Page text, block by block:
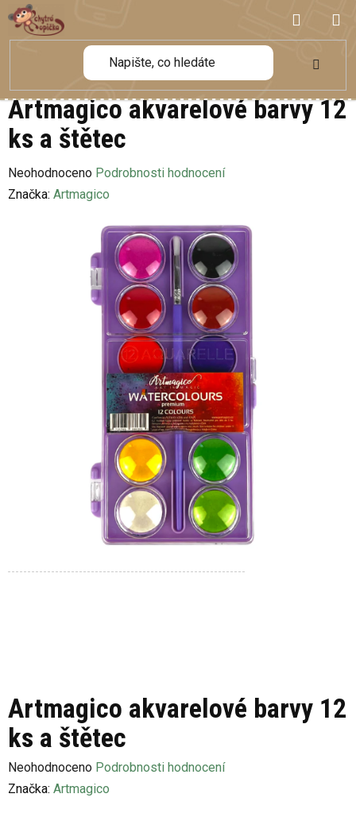
Přejít
na
obsah
KOŠÍK
Artmagico akvarelové barvy 12
ks a štětec
Průměrné
hodnocení
Neohodnoceno Podrobnosti hodnocení
Značka: Artmagico
Artmagico akvarelové barvy 12
ks a štětec
Průměrné
hodnocení
Neohodnoceno Podrobnosti hodnocení
Značka: Artmagico